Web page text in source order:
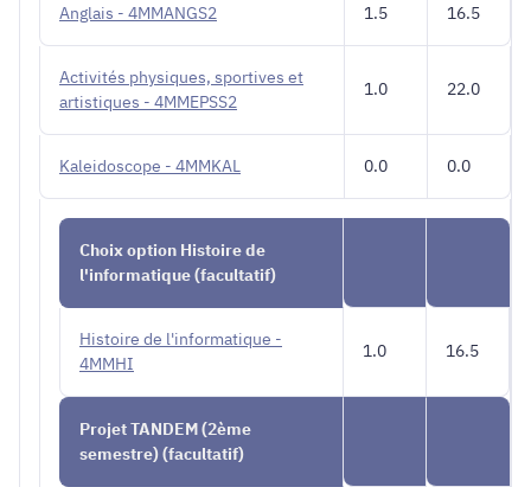
Anglais - 4MMANGS2 1.5 16.5
Activités physiques, sportives et
artistiques - 4MMEPSS2
1.0 22.0
Kaleidoscope - 4MMKAL 0.0 0.0
Choix option Histoire de
l'informatique (facultatif)
Histoire de l'informatique -
4MMHI
1.0 16.5
Projet TANDEM (2ème
semestre) (facultatif)